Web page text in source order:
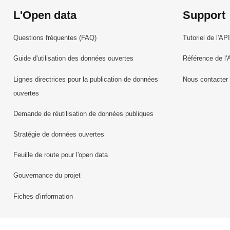
L'Open data
Questions fréquentes (FAQ)
Guide d'utilisation des données ouvertes
Lignes directrices pour la publication de données
ouvertes
Demande de réutilisation de données publiques
Stratégie de données ouvertes
Feuille de route pour l'open data
Gouvernance du projet
Fiches d'information
Support
Tutoriel de l'API
Référence de
Nous contacter